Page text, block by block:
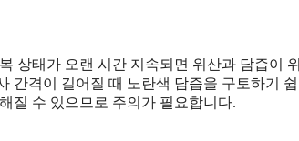
상태가 오랜 시간 지속되면 위산과 담즙이 위
간격이 길어질 때 노란색 담즙을 구토하기 쉽
질 수 있으므로 주의가 필요합니다.